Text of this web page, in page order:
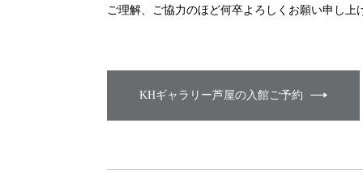
ご理解、ご協力のほど何卒よろしくお願い申し上
KHギャラリー芦屋の入館ご予約